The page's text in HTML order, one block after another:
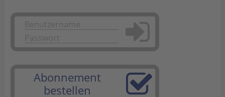
Anmelden
Abonnement
bestellen